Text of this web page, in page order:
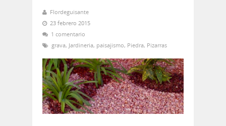
Flordeguisante
23 febrero 2015
1 comentario
grava, Jardineria, paisajismo, Piedra, Pizarras